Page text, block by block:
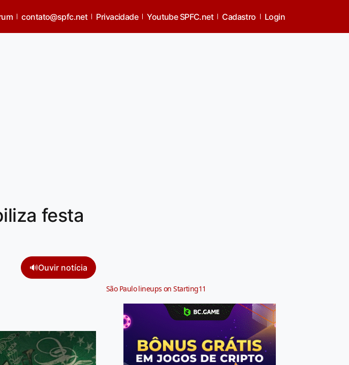
contato@spfc.net Privacidade Youtube SPFC.net Cadastro Login
festa
🔊Ouvir notícia
São Paulo lineups on Starting11